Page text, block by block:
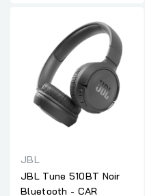
JBL
JBL Tune 510BT Noir
Bluetooth - CAR